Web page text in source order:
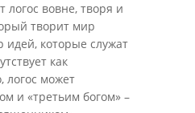
логос вовне, творя и
творит мир
идей, которые служат
как
логос может
и «третьим богом» –